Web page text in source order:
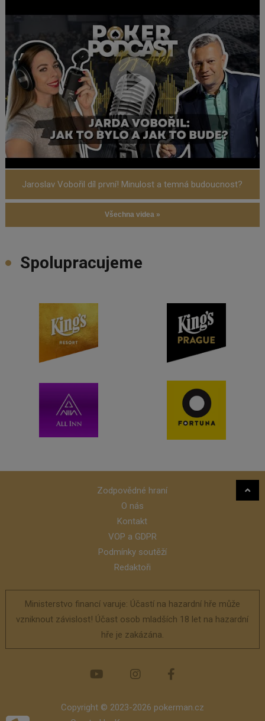
Jaroslav Vobořil díl první! Minulost a temná budoucnost?
Všechna videa »
Spolupracujeme
Zodpovědné hraní
O nás
Kontakt
VOP a GDPR
Podmínky soutěží
Redaktoři
Ministerstvo financí varuje: Účastí na hazardní hře může
vzniknout závislost! Účast osob mladších 18 let na hazardní
hře je zakázána.
Copyright © 2023-2026 pokerman.cz